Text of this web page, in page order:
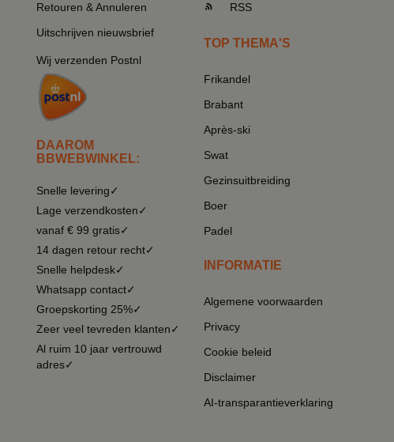
Retouren & Annuleren
Uitschrijven nieuwsbrief
Wij verzenden Postnl
DAAROM
BBWEBWINKEL:
Snelle levering✓
Lage verzendkosten✓
vanaf € 99 gratis✓
14 dagen retour recht✓
Snelle helpdesk✓
Whatsapp contact✓
Groepskorting 25%✓
Zeer veel tevreden klanten✓
Al ruim 10 jaar vertrouwd
adres✓
RSS
TOP THEMA'S
Frikandel
Brabant
Après-ski
Swat
Gezinsuitbreiding
Boer
Padel
INFORMATIE
Algemene voorwaarden
Privacy
Cookie beleid
Disclaimer
AI-transparantieverklaring